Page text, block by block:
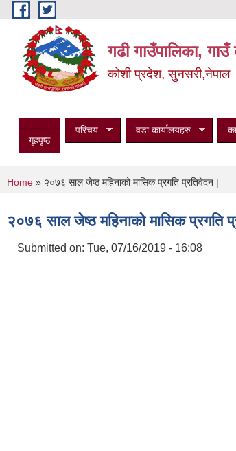
Skip to main content
गढी गाउँपालिका, गाउँ
कोशी प्रदेश, सुनसरी,नेपाल
गृहपृष्ठ
परिचय वडा कार्यालयहरु
You are here
Home » २०७६ साल जेष्ठ महिनाको मासिक प्रगति प्रतिवेदन |
२०७६ साल जेष्ठ महिनाको मासिक प्रगति
Submitted on: Tue, 07/16/2019 - 16:08